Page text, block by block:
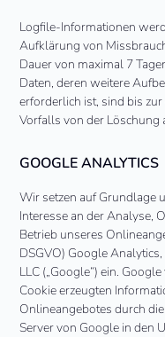
Logfile-Informationen
Aufklärung von
Dauer von maximal 7
Daten, deren weitere
erforderlich ist, sind bis
Vorfalls von der Löschung
GOOGLE ANALYTICS
Wir setzen auf Grundlage
Interesse an der Analyse,
Betrieb unseres
DSGVO) Google
LLC („Google“) ein.
Cookie erzeugten
Onlineangebotes durch
Server von Google in den